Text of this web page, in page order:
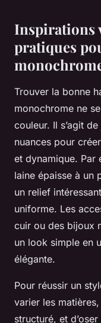
Inspirations
pratiques
Trouver la bonne
monochrome ne
couleur. Il s’agit
nuances pour
et dynamique. Par
laine épaisse à un
un relief
uniforme. Les
cuir ou des bijoux
un look simple en
élégante.
Pour réussir un
varier les
structuré, et